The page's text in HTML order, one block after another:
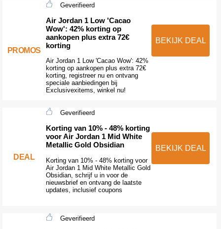
PROMOS
Geverifieerd
Air Jordan 1 Low 'Cacao
Wow': 42% korting op
aankopen plus extra 72€
korting
Air Jordan 1 Low 'Cacao Wow': 42%
korting op aankopen plus extra 72€
korting, registreer nu en ontvang
speciale aanbiedingen bij
Exclusivexitems, winkel nu!
BEKIJK DEAL
DEAL
Geverifieerd
Korting van 10% - 48% korting
voor Air Jordan 1 Mid White
Metallic Gold Obsidian
Korting van 10% - 48% korting voor
Air Jordan 1 Mid White Metallic Gold
Obsidian, schrijf u in voor de
nieuwsbrief en ontvang de laatste
updates, inclusief coupons
BEKIJK DEAL
Geverifieerd